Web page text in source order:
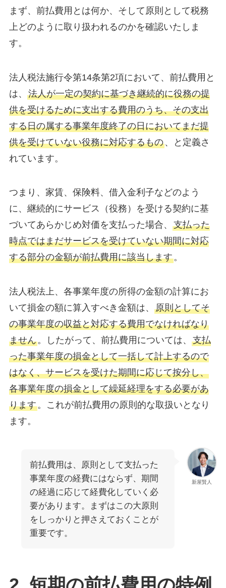
まず、前払費用とは何か、そして原則として税務
上どのように取り扱われるのかを確認いたしま
す。
法人税法施行令第14条第2項において、前払費用と
は、 法人が一定の契約に基づき継続的に役務の提
供を受けるために支出する費用のうち、その支出
する日の属する事業年度終了の日においてまだ提
供を受けていない役務に対応するもの、と定義さ
れています。
つまり、家賃、保険料、借入金利子などのよう
に、継続的にサービス（役務）を受ける契約に基
づいてあらかじめ対価を支払った場合、 支払った
時点ではまだサービスを受けていない期間に対応
する部分の金額が前払費用に該当します。
法人税法上、各事業年度の所得の金額の計算にお
いて損金の額に算入すべき金額は、 原則としてそ
の事業年度の収益と対応する費用でなければなり
ません。したがって、前払費用については、 支払
った事業年度の損金として一括して計上するので
はなく、サービスを受けた期間に応じて按分し、
各事業年度の損金として繰延経理をする必要があ
ります。これが前払費用の原則的な取扱いとなり
ます。
新屋賢人
前払費用は、原則として支払った
事業年度の経費にはならず、期間
の経過に応じて経費化していく必
要があります。まずはこの大原則
をしっかりと押さえておくことが
重要です。